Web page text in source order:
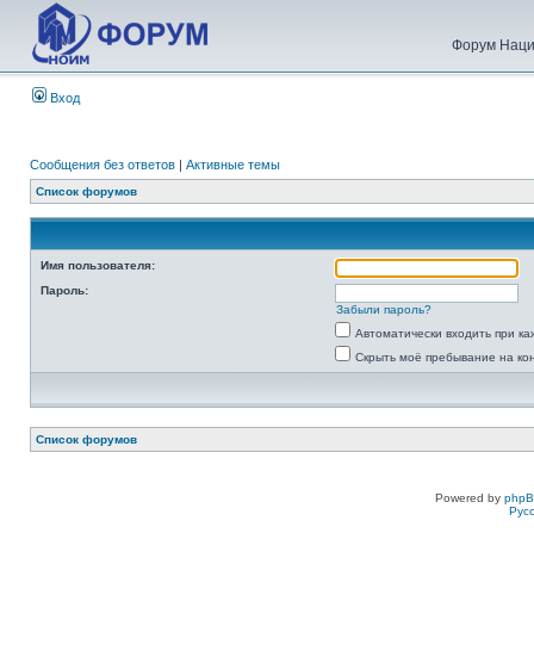
Форум
Вход
Сообщения без ответов | Активные темы
Список форумов
Имя пользователя:
Пароль:
Забыли пароль?
Автоматически входить при
Скрыть моё пребывание на
Список форумов
Powered by